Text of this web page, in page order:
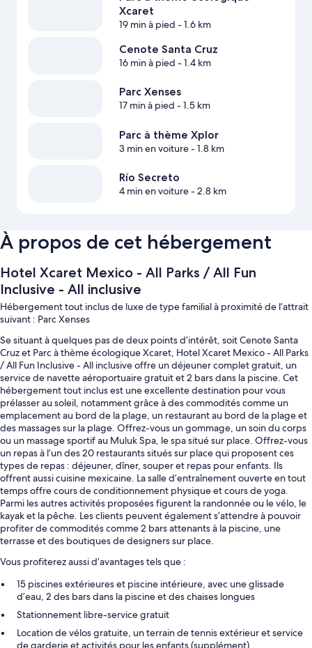
Xcaret
19 min à pied - 1.6 km
Cenote Santa Cruz
16 min à pied - 1.4 km
Parc Xenses
17 min à pied - 1.5 km
Parc à thème Xplor
3 min en voiture- 1.8 km
Río Secreto
4 min en voiture- 2.8 km
À propos de cet hébergement
Hotel Xcaret Mexico - All Parks / All Fun
Inclusive - All inclusive
Hébergement tout inclus de luxe de type familial à proximité de l’attrait
suivant : Parc Xenses
Se situant à quelques pas de deux points d’intérêt, soit Cenote Santa
Cruz et Parc à thème écologique Xcaret, Hotel Xcaret Mexico - All Parks
/ All Fun Inclusive - All inclusive offre un déjeuner complet gratuit, un
service de navette aéroportuaire gratuit et 2 bars dans la piscine. Cet
hébergement tout inclus est une excellente destination pour vous
prélasser au soleil, notamment grâce à des commodités comme un
emplacement au bord de la plage, un restaurant au bord de la plage et
des massages sur la plage. Offrez-vous un gommage, un soin du corps
ou un massage sportif au Muluk Spa, le spa situé sur place. Offrez-vous
un repas à l’un des 20 restaurants situés sur place qui proposent ces
types de repas : déjeuner, dîner, souper et repas pour enfants. Ils
offrent aussi cuisine mexicaine. La salle d’entraînement ouverte en tout
temps offre cours de conditionnement physique et cours de yoga.
Parmi les autres activités proposées figurent la randonnée ou le vélo, le
kayak et la pêche. Les clients peuvent également s’attendre à pouvoir
profiter de commodités comme 2 bars attenants à la piscine, une
terrasse et des boutiques de designers sur place.
Vous profiterez aussi d’avantages tels que :
15 piscines extérieures et piscine intérieure, avec une glissade
d’eau, 2 des bars dans la piscine et des chaises longues
Stationnement libre-service gratuit
Location de vélos gratuite, un terrain de tennis extérieur et service
de garderie et activités pour les enfants (supplément)